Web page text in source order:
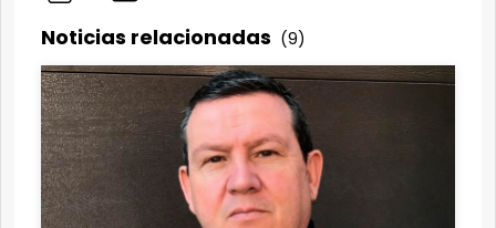
Noticias relacionadas (9)